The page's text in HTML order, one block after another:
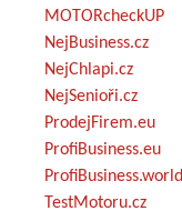
MOTORcheckUP
NejBusiness.cz
NejChlapi.cz
NejSenioři.cz
ProdejFirem.eu
ProfiBusiness.eu
ProfiBusiness.world
TestMotoru.cz